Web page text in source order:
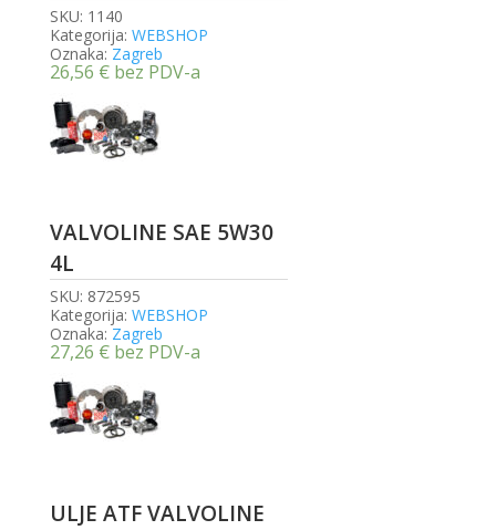
SKU: 1140
Kategorija: WEBSHOP
Oznaka: Zagreb
26,56 € bez PDV-a
VALVOLINE SAE 5W30
4L
SKU: 872595
Kategorija: WEBSHOP
Oznaka: Zagreb
27,26 € bez PDV-a
ULJE ATF VALVOLINE